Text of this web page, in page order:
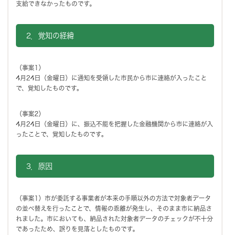
支給できなかったものです。
2．覚知の経緯
（事案1）
4月24日（金曜日）に通知を受領した市民から市に連絡が入ったこと
で、覚知したものです。
（事案2）
4月24日（金曜日）に、振込不能を把握した金融機関から市に連絡が入
ったことで、覚知したものです。
3．原因
（事案1）市が委託する事業者が本来の手順以外の方法で対象者データ
の並べ替えを行ったことで、情報の乖離が発生し、そのまま市に納品さ
れました。市においても、納品された対象者データのチェックが不十分
であったため、誤りを見落としたものです。